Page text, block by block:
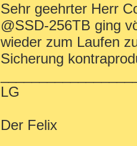
Sehr geehrter Herr
@SSD-256TB ging
wieder zum Laufen
Sicherung
LG
Der Felix